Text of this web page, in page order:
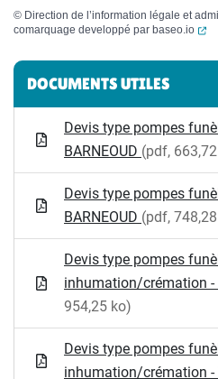
© Direction de l’information légale et
comarquage developpé par baseo.io
Informations
DOCUMENTS UTILES
Devis type pompes
BARNEOUD (pdf,
Devis type pompes
BARNEOUD (pdf,
Devis type pompes
inhumation/crémation -
954,25 ko)
Devis type pompes
inhumation/crémation -